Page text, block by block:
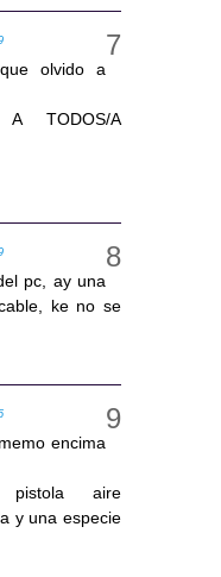
olvido a
A TODOS/A
pc, ay una
ke no se
encima
aire
y una especie